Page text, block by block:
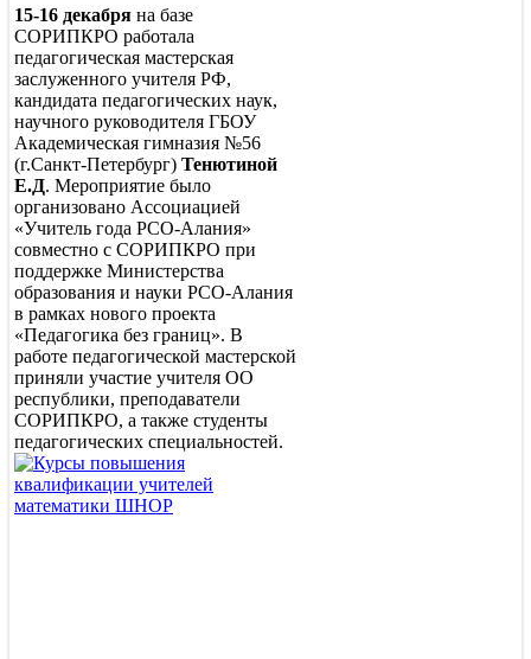
15-16 декабря на базе
СОРИПКРО работала
педагогическая мастерская
заслуженного учителя РФ,
кандидата педагогических наук,
научного руководителя ГБОУ
Академическая гимназия №56
(г.Санкт-Петербург) Тенютиной
Е.Д. Мероприятие было
организовано Ассоциацией
«Учитель года РСО-Алания»
совместно с СОРИПКРО при
поддержке Министерства
образования и науки РСО-Алания
в рамках нового проекта
«Педагогика без границ». В
работе педагогической мастерской
приняли участие учителя ОО
республики, преподаватели
СОРИПКРО, а также студенты
педагогических специальностей.